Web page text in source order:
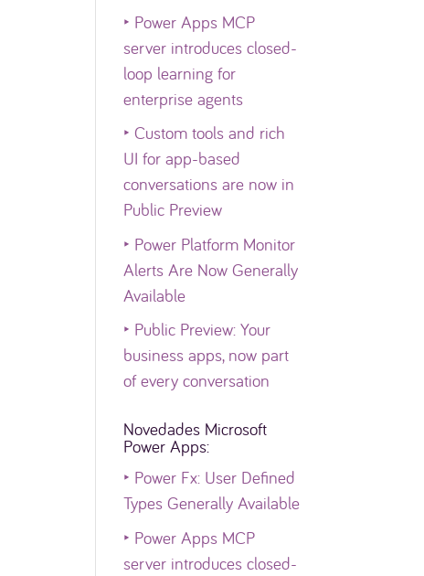
‣ Power Apps MCP
server introduces closed-
loop learning for
enterprise agents
‣ Custom tools and rich
UI for app-based
conversations are now in
Public Preview
‣ Power Platform Monitor
Alerts Are Now Generally
Available
‣ Public Preview: Your
business apps, now part
of every conversation
Novedades Microsoft
Power Apps:
‣ Power Fx: User Defined
Types Generally Available
‣ Power Apps MCP
server introduces closed-